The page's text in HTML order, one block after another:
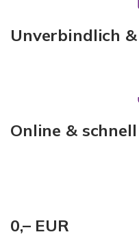
Unverbindlich
Online & schnell
0,– EUR